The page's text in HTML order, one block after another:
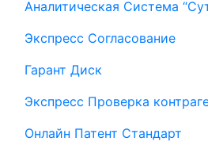
Аналитическая Система
Экспресс Согласование
Гарант Диск
Экспресс Проверка
Онлайн Патент Стандарт